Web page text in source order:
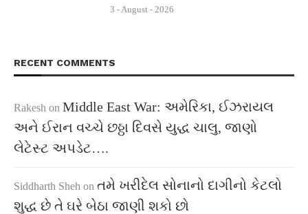
3 - August - 2026
RECENT COMMENTS
Rakesh on Middle East War: અમેરિકા, ઈઝરાયલ
અને ઈરાન વચ્ચે છઠ્ઠા દિવસે યુદ્ધ ચાલુ, જાણો
લેટેસ્ટ અપડેટ….
Siddharth Sheh on તમે ખરીદેલ સોનાનો દાગીનો કેટલો
શુદ્ધ છે તે ઘરે બેઠા જાણી શકો છો